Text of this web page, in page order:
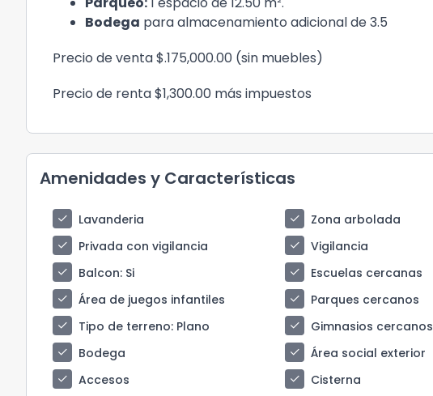
Bodega para almacenamiento adicional de 3.5
Precio de venta $.175,000.00 (sin muebles)
Precio de renta $1,300.00 más impuestos
Amenidades y Características
check Lavanderia check Zona arbolada
check
Privada con vigilancia check Vigilancia
check
Balcon: Si check Escuelas cercanas
check
Área de juegos infantiles check Parques cercanos
check
Tipo de terreno: Plano check Gimnasios cercanos
check
Bodega check Área social exterior
check
Accesos check Cisterna